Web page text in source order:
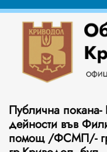
Публична покана-
дейности във
помощ /ФСМП/-